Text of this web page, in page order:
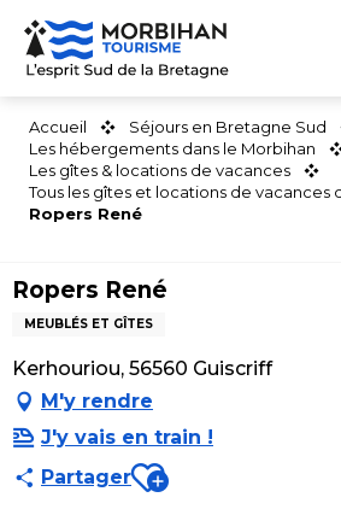
Aller
contenu
Accueil
Séjours en Bretagne Sud
Les hébergements dans le Morbihan
Les gîtes & locations de vacances
Tous les gîtes et locations de vacances
Ropers René
Ropers René
MEUBLÉS ET GÎTES
Kerhouriou, 56560 Guiscriff
M'y rendre
J'y vais en train !
PartagerAjouter aux favoris